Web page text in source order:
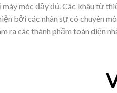
móc đầy đủ. Các khâu từ
bởi các nhân sự có chuyên
ra các thành phẩm toàn diện